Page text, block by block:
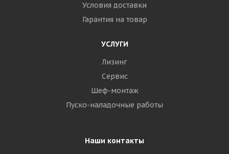
Условия доставки
Гарантия на товар
УСЛУГИ
Лизинг
Сервис
Шеф-монтаж
Пуско-наладочные работы
Наши контакты